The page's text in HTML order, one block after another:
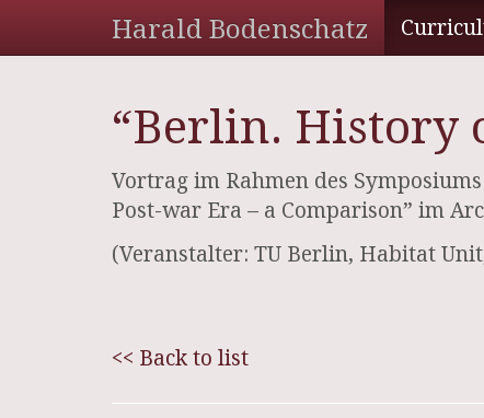
Harald Bodenschatz
“Berlin. History
Vortrag im Rahmen des
Post-war Era – a Comparison” im
(Veranstalter: TU Berlin, Habitat
<< Back to list